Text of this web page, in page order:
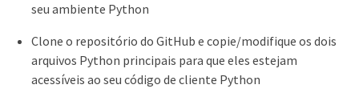
seu ambiente Python
Clone o repositório do GitHub e copie/modifique os dois
arquivos Python principais para que eles estejam
acessíveis ao seu código de cliente Python